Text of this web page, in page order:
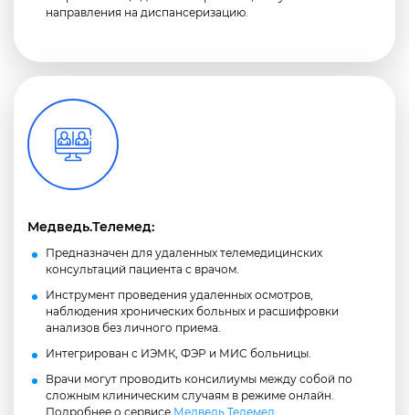
направления на диспансеризацию.
Медведь.Телемед:
Предназначен для удаленных телемедицинских
консультаций пациента с врачом.
Инструмент проведения удаленных осмотров,
наблюдения хронических больных и расшифровки
анализов без личного приема.
Интегрирован с ИЭМК, ФЭР и МИС больницы.
Врачи могут проводить консилиумы между собой по
сложным клиническим случаям в режиме онлайн.
Подробнее о сервисе Медведь.Телемед.